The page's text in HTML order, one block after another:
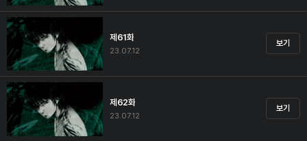
제61화
23.07.12
보기
제62화
23.07.12
보기